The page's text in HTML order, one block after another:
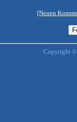
[Neuen
Copyright ©